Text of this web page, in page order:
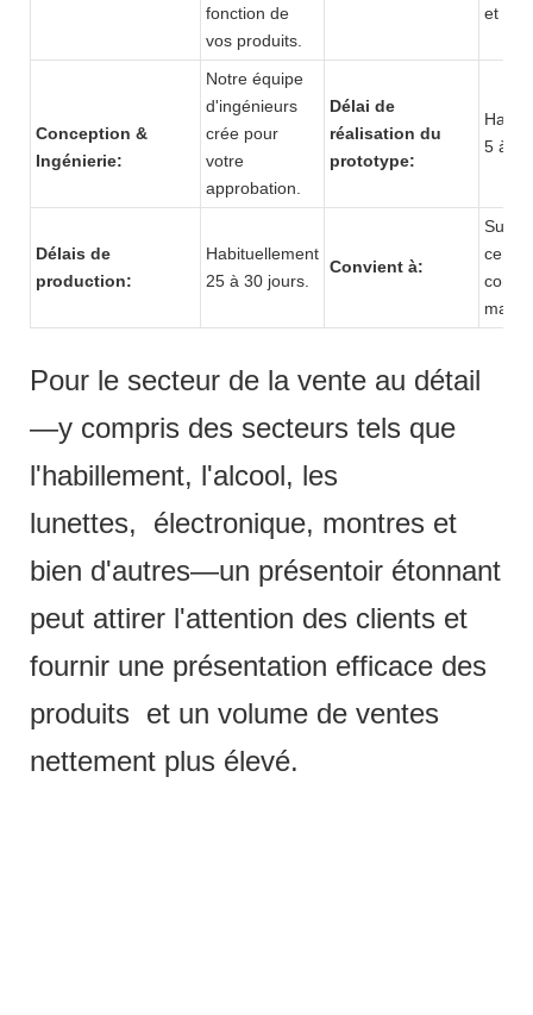
fonction de
vos produits.
et
Conception &
Ingénierie:
Notre équipe
d'ingénieurs
crée pour
votre
approbation.
Délai de
réalisation du
prototype:
5 à 7
Délais de
production:
Habituellement
25 à 30 jours.
Convient à:
centre
Pour le secteur de la vente au détail
—y compris des secteurs tels que
l'habillement, l'alcool, les
lunettes, électronique, montres et
bien d'autres—un présentoir étonnant
peut attirer l'attention des clients et
fournir une présentation efficace des
produits et un volume de ventes
nettement plus élevé.